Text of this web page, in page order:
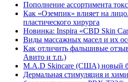
Пополнение ассортимента
Как «Оземпик» влияет на
пластического хирурга
Новинка: Inspira «CBD Skin
Виды массажных масел и их
Как отличить фальшивые
Авито и т.п.)
M.A.D Skincare (США) новый
Дермальная стимуляция и